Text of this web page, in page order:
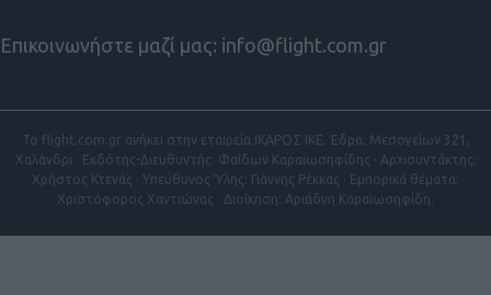
Επικοινωνήστε μαζί μας: info@flight.com.gr
Το flight.com.gr ανήκει στην εταιρεία ΙΚΑΡΟΣ ΙΚΕ. Έδρα: Μεσογείων 321,
Χαλάνδρι · Εκδότης-Διευθυντής: Φαίδων Καραϊωσηφίδης · Αρχισυντάκτης:
Χρήστος Κτενάς · Υπεύθυνος Ύλης: Γιάννης Ρέκκας · Εμπορικά θέματα:
Χριστόφορος Χαντιώνας · Διοίκηση: Αριάδνη Καραϊωσηφίδη.